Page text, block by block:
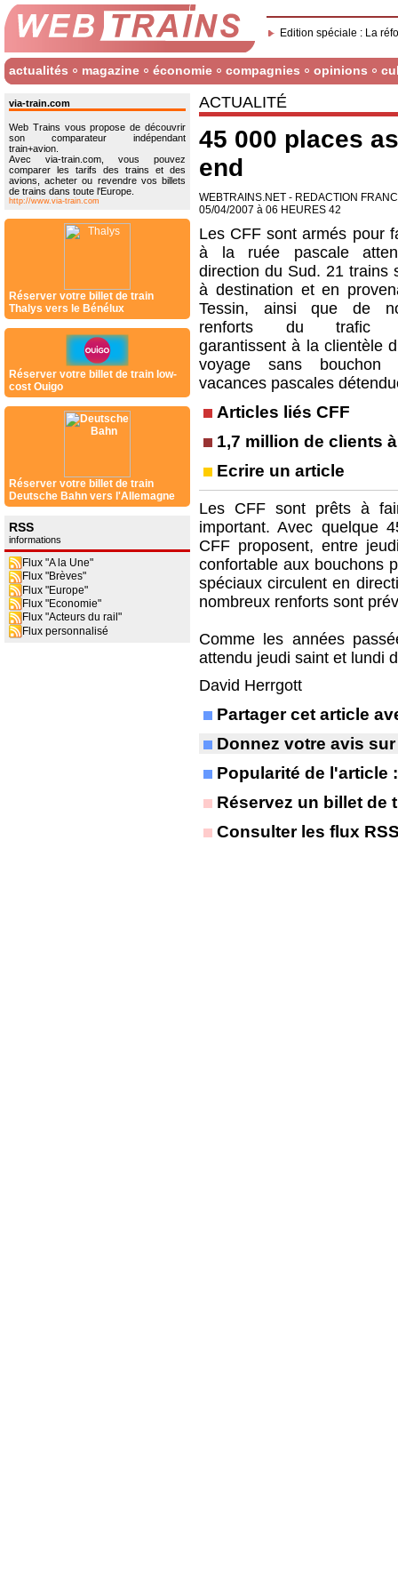
Edition spéciale : La
actualités magazine économie compagnies opinions
via-train.com
Web Trains vous propose de découvrir
son comparateur indépendant
train+avion.
Avec via-train.com, vous pouvez
comparer les tarifs des trains et des
avions, acheter ou revendre vos billets
de trains dans toute l'Europe.
http://www.via-train.com
Réserver votre billet de train
Thalys vers le Bénélux
Réserver votre billet de train low-
cost Ouigo
Réserver votre billet de train
Deutsche Bahn vers l'Allemagne
RSS
informations
Flux "A la Une"
Flux "Brèves"
Flux "Europe"
Flux "Economie"
Flux "Acteurs du rail"
Flux personnalisé
ACTUALITÉ
45 000 places
end
WEBTRAINS.NET - REDACTION
05/04/2007 à 06 HEURES 42
Les CFF sont armés pour
à la ruée pascale
direction du Sud. 21 trains
à destination et en
Tessin, ainsi que de
renforts du trafic
garantissent à la clientèle
voyage sans
vacances pascales
Articles liés CFF
1,7 million de clients
Ecrire un article
Les CFF sont prêts à
important. Avec quelque
CFF proposent, entre
confortable aux bouchons
spéciaux circulent en
nombreux renforts sont
Comme les années
attendu jeudi saint et lundi
David Herrgott
Partager cet article
Donnez votre avis
Popularité de l'article
Réservez un billet de
Consulter les flux